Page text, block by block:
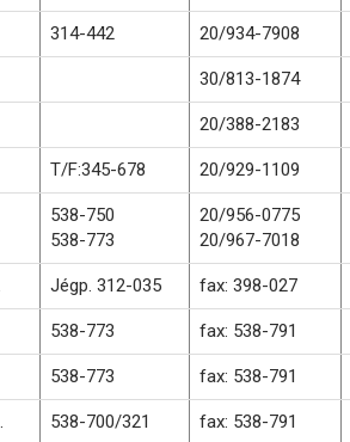
314-442 20/934-7908
30/813-1874
20/388-2183
T/F:345-678 20/929-1109
538-750
538-773
20/956-0775
20/967-7018
Jégp. 312-035 fax: 398-027
538-773 fax: 538-791
538-773 fax: 538-791
538-700/321 fax: 538-791